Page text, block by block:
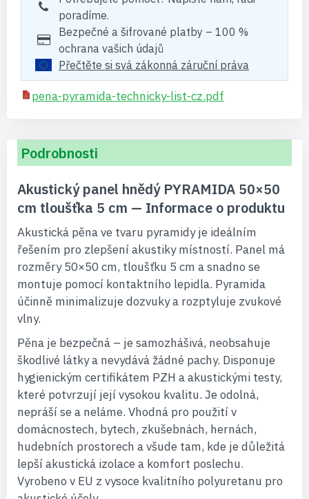
poradíme.
Bezpečné a šifrované platby – 100 %
ochrana vašich údajů
Přečtěte si svá zákonná záruční práva
pena-pyramida-technicky-list-cz.pdf
Podrobnosti
Akustický panel hnědý PYRAMIDA 50×50
cm tloušťka 5 cm — Informace o produktu
Akustická pěna ve tvaru pyramidy je ideálním
řešením pro zlepšení akustiky místností. Panel má
rozměry 50×50 cm, tloušťku 5 cm a snadno se
montuje pomocí kontaktního lepidla. Pyramida
účinně minimalizuje dozvuky a rozptyluje zvukové
vlny.
Pěna je bezpečná – je samozhášivá, neobsahuje
škodlivé látky a nevydává žádné pachy. Disponuje
hygienickým certifikátem PZH a akustickými testy,
které potvrzují její vysokou kvalitu. Je odolná,
nepráší se a neláme. Vhodná pro použití v
domácnostech, bytech, zkušebnách, hernách,
hudebních prostorech a všude tam, kde je důležitá
lepší akustická izolace a komfort poslechu.
Vyrobeno v EU z vysoce kvalitního polyuretanu pro